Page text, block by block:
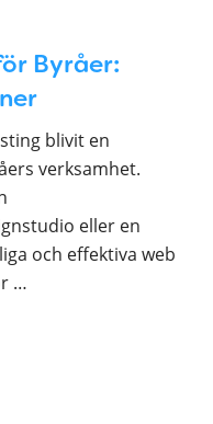
Byråer:
blivit en
verksamhet.
eller en
och effektiva web
…